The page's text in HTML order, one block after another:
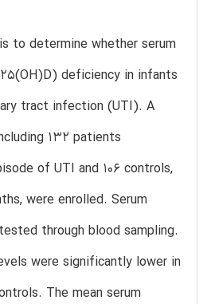
to determine whether serum
deficiency in infants
tract infection (UTI). A
132 patients
of UTI and 106 controls,
were enrolled. Serum
through blood sampling.
were significantly lower in
The mean serum